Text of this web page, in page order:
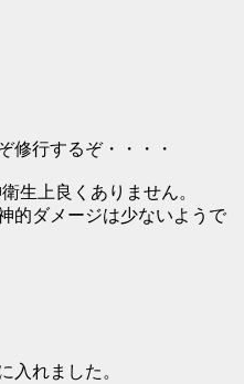
修行するぞ・・・・
生上良くありません。
的ダメージは少ないようで
入れました。